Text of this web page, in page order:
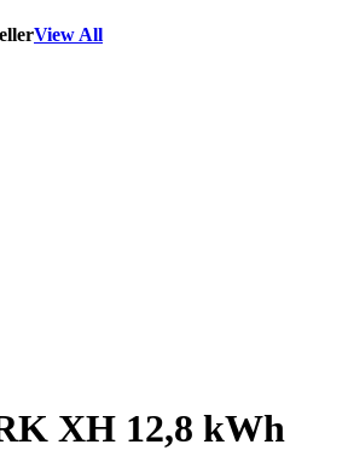
View All
XH 12,8 kWh